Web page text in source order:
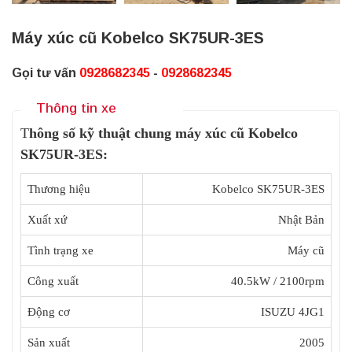
Máy xúc cũ Kobelco SK75UR-3ES
Gọi tư vấn 0928682345 - 0928682345
Thông tin xe
Thông số kỹ thuật chung máy xúc cũ Kobelco
SK75UR-3ES:
Thương hiệu Kobelco SK75UR-3ES
Xuất xứ Nhật Bản
Tình trạng xe Máy cũ
Công xuất 40.5kW / 2100rpm
Động cơ ISUZU 4JG1
Sản xuất 2005